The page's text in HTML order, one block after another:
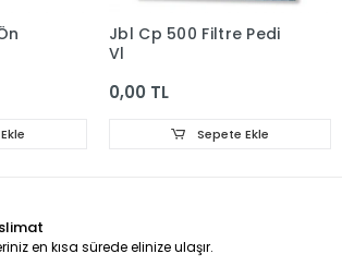
Jbl Cp 500 Filtre Pedi
Vl
0,00 TL
Sepete Ekle
en kısa sürede elinize ulaşır.